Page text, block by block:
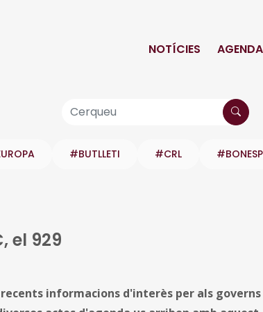
NOTÍCIES AGENDA
#BUTLLETI #CRL
el 929
informacions d'interès per als governs